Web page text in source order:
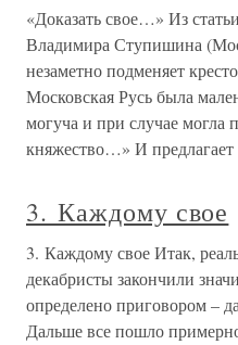
«Доказать свое…» Из
Владимира Ступишина
незаметно подменяет
Московская Русь была
могуча и при случае могла
княжество…» И предлагает
3. Каждому свое
3. Каждому свое Итак,
декабристы закончили
определено приговором –
Дальше все пошло